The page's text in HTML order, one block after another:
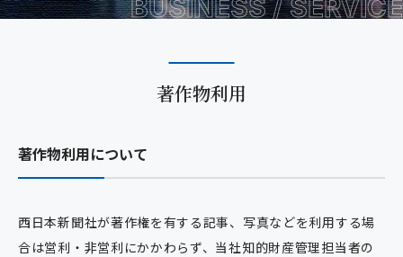
BUSINESS / SERVICE
著作物利用
著作物利用について
西日本新聞社が著作権を有する記事、写真などを利用する場
合は営利・非営利にかかわらず、当社知的財産管理担当者の